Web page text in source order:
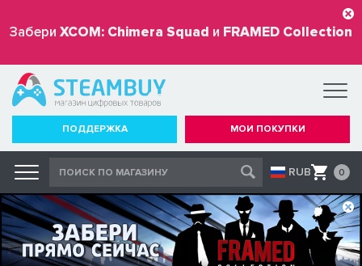
Забери XCOM: Chimera Squad и FRAMED Collection
бесплатно
ПОДДЕРЖКА МОИ ПОКУПКИ
RUB 0